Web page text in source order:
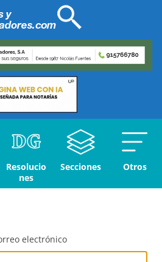
Resolucio
nes
Secciones Otros
electrónico